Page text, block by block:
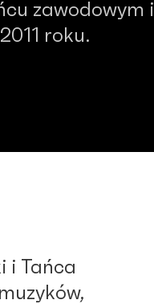
zawodowym i
roku.
i Tańca